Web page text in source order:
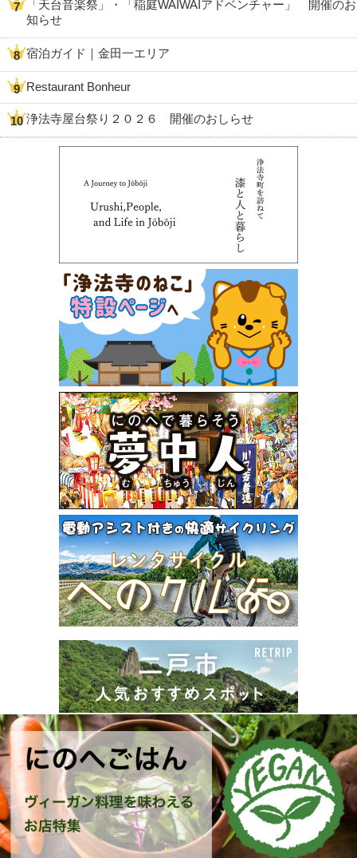
「天台音楽祭」・「稲庭WAIWAIアドベンチャー」 開催のお
知らせ
宿泊ガイド｜金田一エリア
Restaurant Bonheur
浄法寺屋台祭り２０２６ 開催のおしらせ